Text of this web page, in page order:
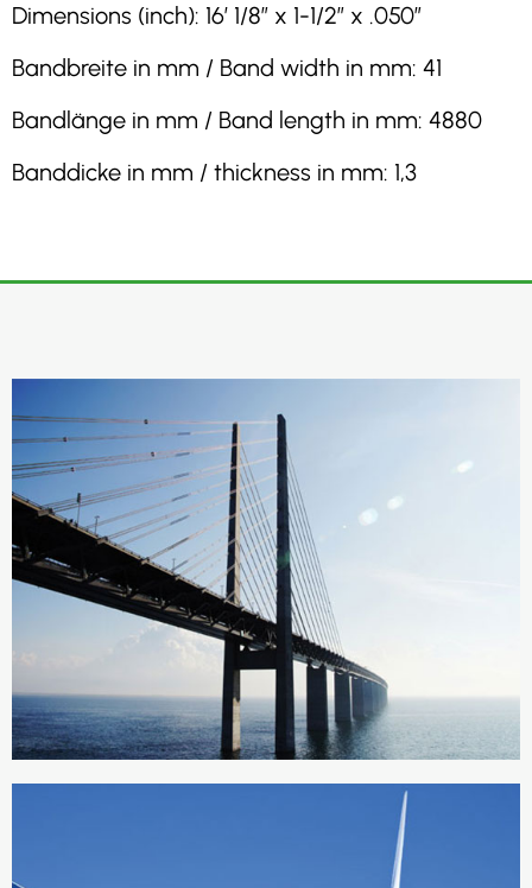
Dimensions (inch): 16′ 1/8″ x 1-1/2″ x .050″
Bandbreite in mm / Band width in mm: 41
Bandlänge in mm / Band length in mm: 4880
Banddicke in mm / thickness in mm: 1,3